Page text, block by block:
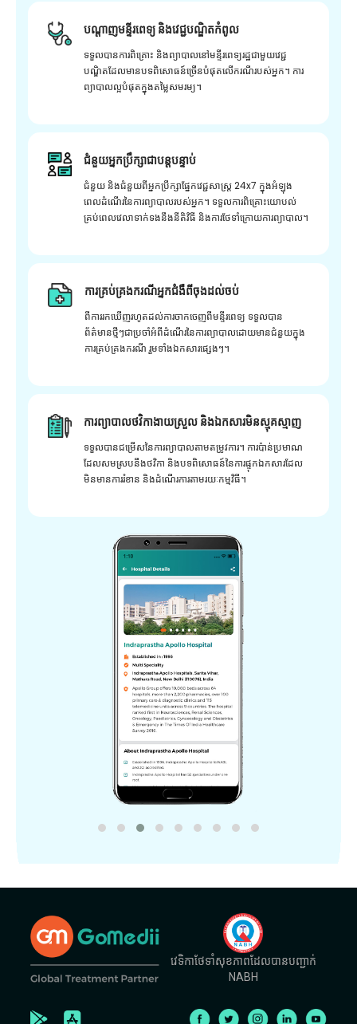
បណ្តាញមន្ទីរពេទ្យ និងវេជ្ជបណ្ឌិតកំពូល
ទទួលបានការពិគ្រោះ និងព្យាបាលនៅមន្ទីរពេទ្យរដ្ឋជាមួយវេជ្ជ
បណ្ឌិតដែលមានបទពិសោធន៍ច្រើនបំផុតលើករណីរបស់អ្នក។ ការ
ព្យាបាលល្អបំផុតក្នុងតម្លៃសមរម្យ។
ជំនួយអ្នកប្រឹក្សាជាបន្តបន្ទាប់
ជំនួយ និងជំនួយពីអ្នកប្រឹក្សាផ្នែកវេជ្ជសាស្រ្ត 24x7 ក្នុងអំឡុង
ពេលដំណើរនៃការព្យាបាលរបស់អ្នក។ ទទួលការពិគ្រោះយោបល់
គ្រប់ពេលវេលាទាក់ទងនឹងនីតិវិធី និងការថែទាំក្រោយការព្យាបាល។
ការគ្រប់គ្រងករណីអ្នកជំងឺពីចុងដល់ចប់
ពីការរកឃើញរហូតដល់ការចាកចេញពីមន្ទីរពេទ្យ ទទួលបាន
ព័ត៌មានថ្មីៗជាប្រចាំអំពីដំណើរនៃការព្យាបាលដោយមានជំនួយក្នុង
ការគ្រប់គ្រងករណី រួមទាំងឯកសារផ្សេងៗ។
ការព្យាបាលថវិកាងាយស្រួល និងឯកសារមិនស្មុគស្មាញ
ទទួលបានជម្រើសនៃការព្យាបាលតាមតម្រូវការ។ ការប៉ាន់ប្រមាណ
ដែលសមស្របនឹងថវិកា និងបទពិសោធន៍នៃការផ្ទុកឯកសារដែល
មិនមានការរំខាន និងដំណើរការតាមរយៈកម្មវិធី។
វេទិកាថែទាំសុខភាពដែលបានបញ្ជាក់
NABH